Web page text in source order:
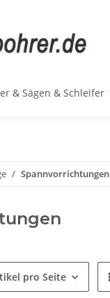
& Sägen & Schleifer
Spannvorrichtungen
pro Seite